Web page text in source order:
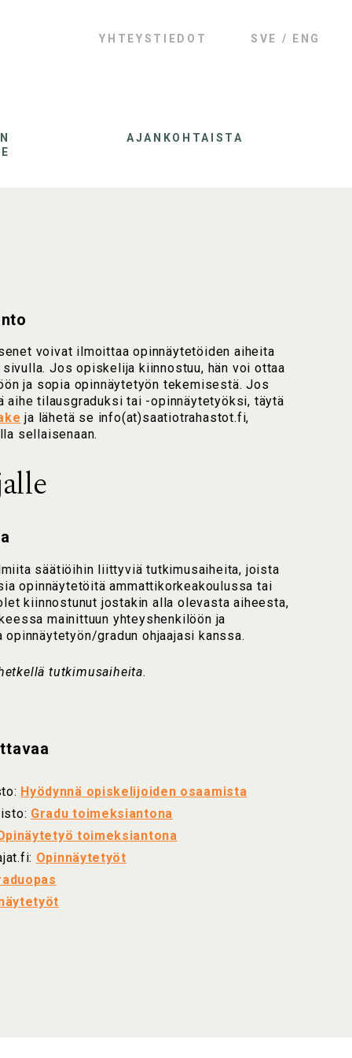
YHTEYSTIEDOT SVE ENG
AJANKOHTAISTA
voivat ilmoittaa opinnäytetöiden aiheita
Jos opiskelija kiinnostuu, hän voi ottaa
ja sopia opinnäytetyön tekemisestä. Jos
aihe tilausgraduksi tai -opinnäytetyöksi, täytä
ja lähetä se info(at)saatiotrahastot.fi,
sellaisenaan.
säätiöihin liittyviä tutkimusaiheita, joista
opinnäytetöitä ammattikorkeakoulussa tai
kiinnostunut jostakin alla olevasta aiheesta,
mainittuun yhteyshenkilöön ja
gradun ohjaajasi kanssa.
tutkimusaiheita.
Hyödynnä opiskelijoiden osaamista
Gradu toimeksiantona
toimeksiantona
Opinnäytetyöt